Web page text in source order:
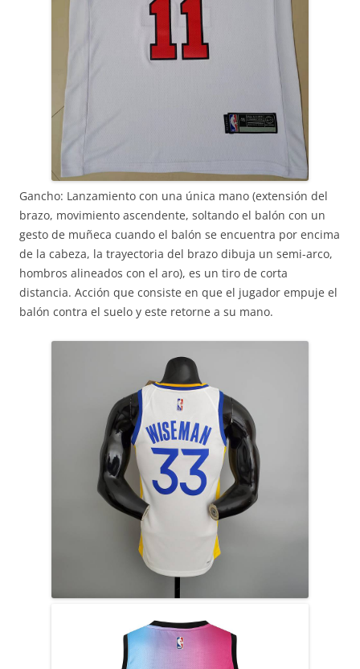
Gancho: Lanzamiento con una única mano (extensión del
brazo, movimiento ascendente, soltando el balón con un
gesto de muñeca cuando el balón se encuentra por encima
de la cabeza, la trayectoria del brazo dibuja un semi-arco,
hombros alineados con el aro), es un tiro de corta
distancia. Acción que consiste en que el jugador empuje el
balón contra el suelo y este retorne a su mano.